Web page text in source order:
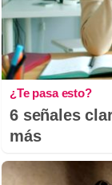
¿Te pasa esto?
6 señales
más